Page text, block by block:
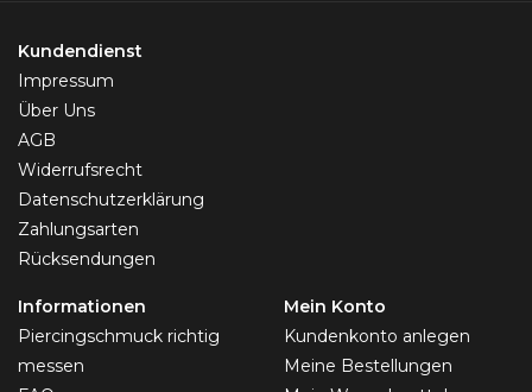
Kundendienst
Impressum
Über Uns
AGB
Widerrufsrecht
Datenschutzerklärung
Zahlungsarten
Rücksendungen
Informationen
Piercingschmuck richtig
messen
Mein Konto
Kundenkonto anlegen
Meine Bestellungen